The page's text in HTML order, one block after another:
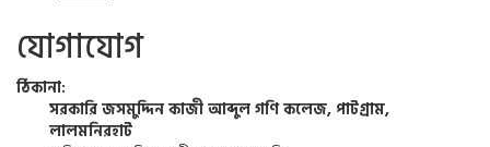
যোগাযোগ
ঠিকানা:
সরকারি জসমুদ্দিন কাজী আব্দুল গণি কলেজ, পাটগ্রাম,
লালমনিরহাট